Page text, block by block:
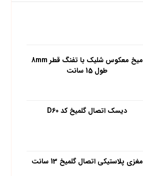
میخ معکوس شلیک با تفنگ قطر 8mm
طول 15 سانت
دیسک اتصال گلمیخ کد D60
مغزی پلاستیکی اتصال گلمیخ 13 سانت